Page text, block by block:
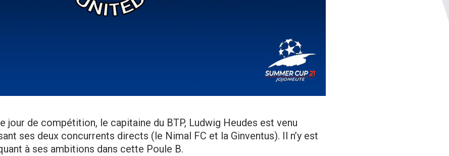
jour de compétition, le capitaine du BTP, Ludwig Heudes est venu
ses deux concurrents directs (le Nimal FC et la Ginventus). Il n’y est
à ses ambitions dans cette Poule B.